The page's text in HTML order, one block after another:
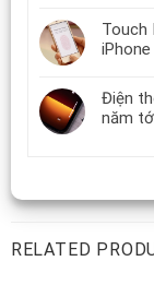
Touch
iPhone
Điện
năm
RELATED